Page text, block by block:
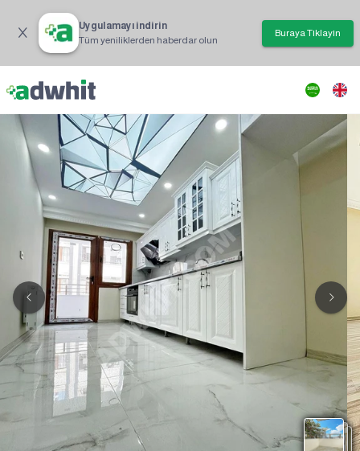
Uygulamayı indirin
Tüm yeniliklerden haberdar olun
Buraya Tıklayın